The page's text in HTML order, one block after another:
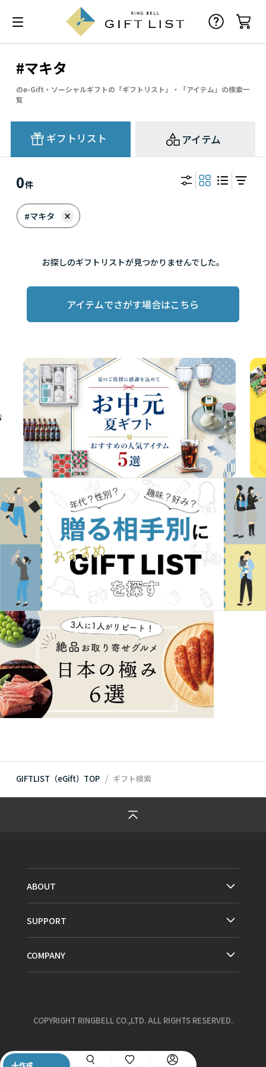
#マキタ
のe-Gift・ソーシャルギフトの「ギフトリスト」・「アイテム」の検索一
覧
ギフトリスト アイテム
0件
#マキタ
お探しのギフトリストが見つかりませんでした。
アイテムでさがす場合はこちら
GIFTLIST（eGift）TOP ギフト検索
ABOUT
SUPPORT
COMPANY
COPYRIGHT RINGBELL CO.,LTD. ALL RIGHTS RESERVED.
作成